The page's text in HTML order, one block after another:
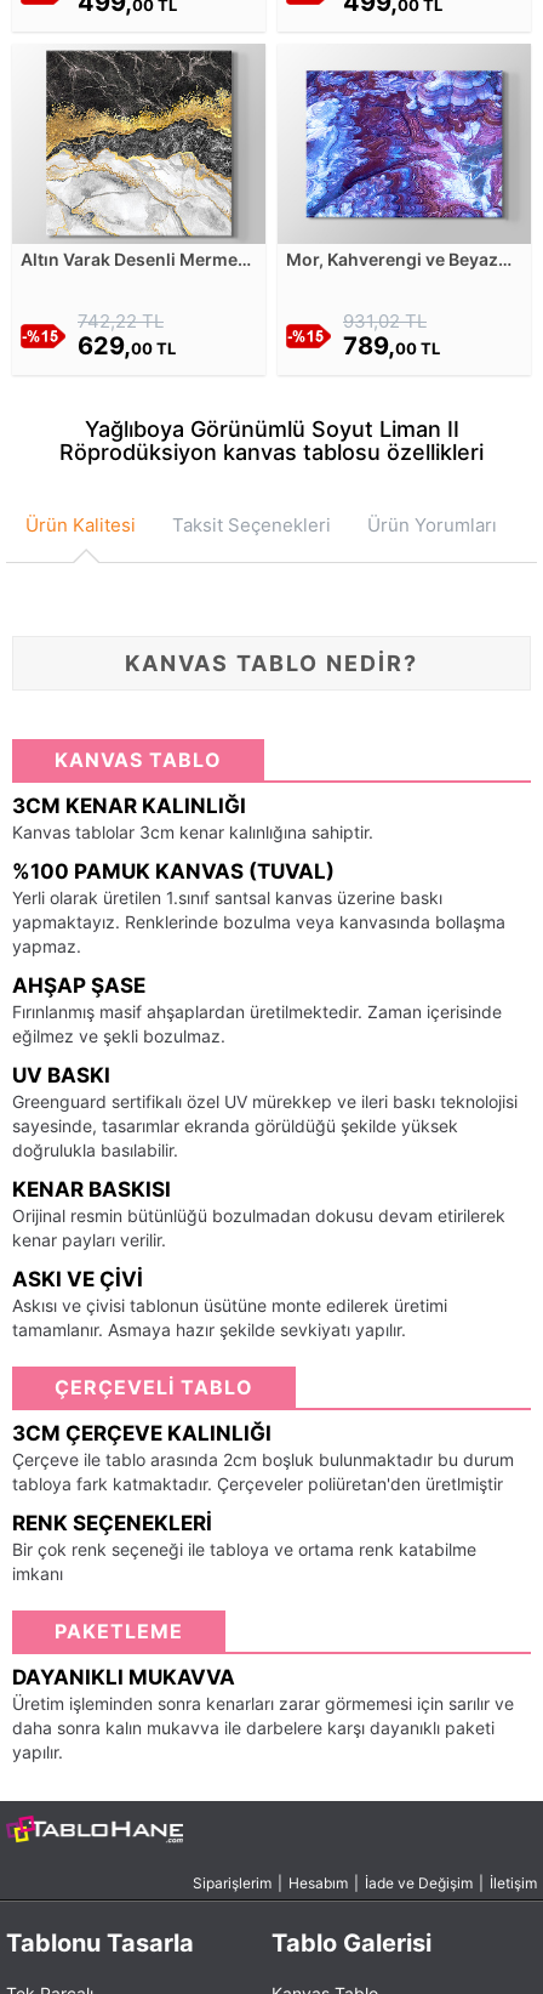
00 TL 00 TL
Altın Varak Desenli Mermer
742,22 TL
629,00 TL
Mor, Kahverengi ve Beyaz
931,02 TL
789,00 TL
Yağlıboya Görünümlü Soyut Liman II
Röprodüksiyon kanvas tablosu özellikleri
Ürün Kalitesi Taksit Seçenekleri Ürün Yorumları
KANVAS TABLO NEDİR?
KANVAS TABLO
3CM KENAR KALINLIĞI
Kanvas tablolar 3cm kenar kalınlığına sahiptir.
%100 PAMUK KANVAS (TUVAL)
Yerli olarak üretilen 1.sınıf santsal kanvas üzerine baskı
yapmaktayız. Renklerinde bozulma veya kanvasında bollaşma
yapmaz.
AHŞAP ŞASE
Fırınlanmış masif ahşaplardan üretilmektedir. Zaman içerisinde
eğilmez ve şekli bozulmaz.
UV BASKI
Greenguard sertifikalı özel UV mürekkep ve ileri baskı teknolojisi
sayesinde, tasarımlar ekranda görüldüğü şekilde yüksek
doğrulukla basılabilir.
KENAR BASKISI
Orijinal resmin bütünlüğü bozulmadan dokusu devam etirilerek
kenar payları verilir.
ASKI VE ÇIVI
Askısı ve çivisi tablonun üsütüne monte edilerek üretimi
tamamlanır. Asmaya hazır şekilde sevkiyatı yapılır.
ÇERÇEVELİ TABLO
3CM ÇERÇEVE KALINLIĞI
Çerçeve ile tablo arasında 2cm boşluk bulunmaktadır bu durum
tabloya fark katmaktadır. Çerçeveler poliüretan'den üretlmiştir
RENK SEÇENEKLERI
Bir çok renk seçeneği ile tabloya ve ortama renk katabilme
imkanı
PAKETLEME
DAYANIKLI MUKAVVA
Üretim işleminden sonra kenarları zarar görmemesi için sarılır ve
daha sonra kalın mukavva ile darbelere karşı dayanıklı paketi
yapılır.
Siparişlerim Hesabım İade ve Değişim İletişim
Tablonu Tasarla Tablo Galerisi